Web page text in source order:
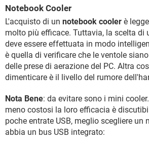
Notebook Cooler
L'acquisto di un notebook cooler è
molto più efficace. Tuttavia, la scelta di
deve essere effettuata in modo
è quella di verificare che le ventole
delle prese di aerazione del PC. Altra
dimenticare è il livello del rumore
Nota Bene: da evitare sono i mini
meno costosi la loro efficacia è
poche entrate USB, meglio scegliere un
abbia un bus USB integrato: